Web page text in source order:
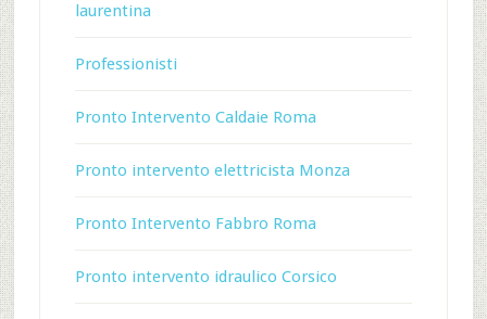
laurentina
Professionisti
Pronto Intervento Caldaie Roma
Pronto intervento elettricista Monza
Pronto Intervento Fabbro Roma
Pronto intervento idraulico Corsico